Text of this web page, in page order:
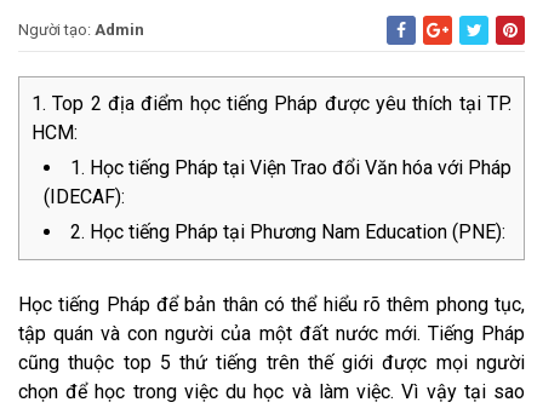
Người tạo: Admin
Top 2 địa điểm học tiếng Pháp được yêu thích tại TP.
HCM:
1. Học tiếng Pháp tại Viện Trao đổi Văn hóa với Pháp
(IDECAF):
2. Học tiếng Pháp tại Phương Nam Education (PNE):
Học tiếng Pháp để bản thân có thể hiểu rõ thêm phong tục,
tập quán và con người của một đất nước mới. Tiếng Pháp
cũng thuộc top 5 thứ tiếng trên thế giới được mọi người
chọn để học trong việc du học và làm việc. Vì vậy tại sao